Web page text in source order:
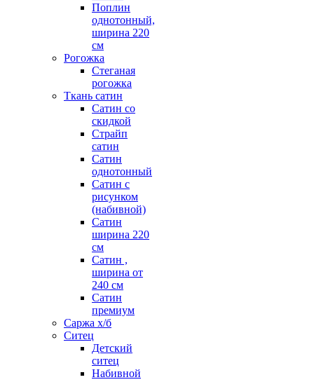
Поплин
однотонный,
ширина 220
см
Рогожка
Стеганая
рогожка
Ткань сатин
Сатин со
скидкой
Страйп
сатин
Сатин
однотонный
Сатин с
рисунком
(набивной)
Сатин
ширина 220
см
Сатин ,
ширина от
240 см
Сатин
премиум
Саржа х/б
Ситец
Детский
ситец
Набивной